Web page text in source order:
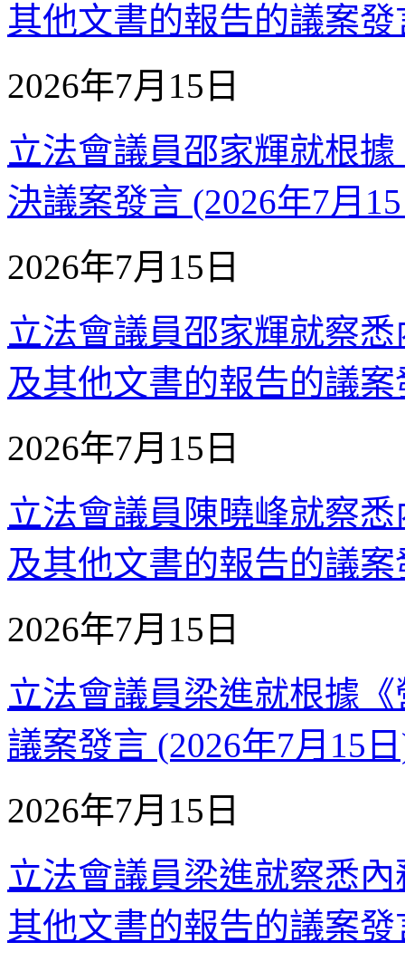
其他文書的報告的議案發
2026年7月15日
立法會議員邵家輝就根
決議案發言 (2026年7月
2026年7月15日
立法會議員邵家輝就察
及其他文書的報告的議
2026年7月15日
立法會議員陳曉峰就察
及其他文書的報告的議
2026年7月15日
立法會議員梁進就根據
議案發言 (2026年7月15
2026年7月15日
立法會議員梁進就察悉
其他文書的報告的議案發